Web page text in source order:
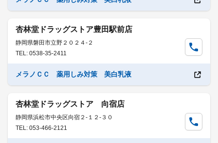
杏林堂ドラッグストア豊田駅前店
静岡県磐田市立野２０２４-２
TEL: 0538-35-2411
メラノＣＣ 薬用しみ対策 美白乳液
杏林堂ドラッグストア 向宿店
静岡県浜松市中央区向宿２-１２-３０
TEL: 053-466-2121